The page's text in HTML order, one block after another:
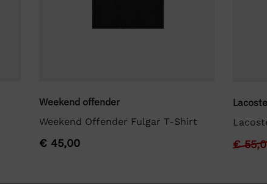
Weekend offender
Weekend Offender Fulgar T-Shirt
€45,00
Lacoste
€